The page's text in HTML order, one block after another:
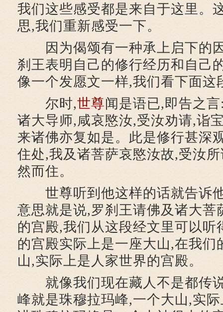
我们这些感受都是来自于这里。
思,我们重新感受一下。
因为偈颂有一种承上启下的
刹王表明自己的修行经历和自己
像一个发愿文一样,我们看下面这
尔时,世尊闻是语已,即告之
诸大导师,咸哀愍汝,受汝劝请,诣
来诸佛亦复如是。此是修行甚深
住处,我及诸菩萨哀愍汝故,受汝
然而住。
世尊听到他这样的话就告诉
意思就是说,罗刹王请佛及诸大菩
的宫殿,我们从这段经文里可以听
的宫殿实际上是一座大山,在我们
山,实际上是人家世界的宫殿。
就像我们现在藏人不是都传
峰就是珠穆拉玛峰,一个大山,实